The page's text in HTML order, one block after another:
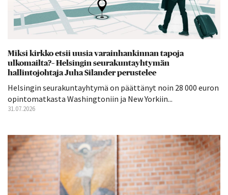
Miksi kirkko etsii uusia varainhankinnan tapoja
ulkomailta?– Helsingin seurakuntayhtymän
hallintojohtaja Juha Silander perustelee
Helsingin seurakuntayhtymä on päättänyt noin 28 000 euron
opintomatkasta Washingtoniin ja New Yorkiin...
31.07.2026